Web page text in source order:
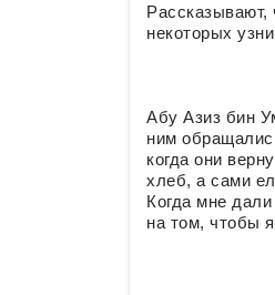
Рассказывают,
некоторых
Абу Азиз бин
ним
когда они
хлеб, а сами
Когда мне
на том, чтобы